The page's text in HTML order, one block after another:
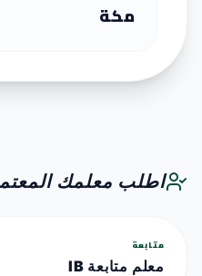
مكة
اطلب معلمك
متابعة
معلم متابعة IB